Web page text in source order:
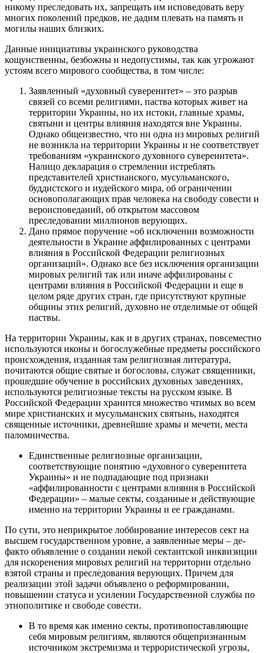
никому преследовать их, запрещать им исповедовать веру
многих поколений предков, не дадим плевать на память и
могилы наших близких.
Данные инициативы украинского руководства
кощунственны, безбожны и недопустимы, так как угрожают
устоям всего мирового сообщества, в том числе:
Заявленный «духовный суверенитет» – это разрыв
связей со всеми религиями, паства которых живет на
территории Украины, но их истоки, главные храмы,
святыни и центры влияния находятся вне Украины.
Однако общеизвестно, что ни одна из мировых религий
не возникла на территории Украины и не соответствует
требованиям «украинского духовного суверенитета».
Налицо декларация о стремлении истреблять
представителей христианского, мусульманского,
буддистского и иудейского мира, об ограничении
основополагающих прав человека на свободу совести и
вероисповеданий, об открытом массовом
преследовании миллионов верующих.
Дано прямое поручение «об исключении возможности
деятельности в Украине аффилированных с центрами
влияния в Российской Федерации религиозных
организаций». Однако все без исключения организации
мировых религий так или иначе аффилированы с
центрами влияния в Российской Федерации и еще в
целом ряде других стран, где присутствуют крупные
общины этих религий, духовно не отделимые от общей
паствы.
На территории Украины, как и в других странах, повсеместно
используются иконы и богослужебные предметы российского
происхождения, изданная там религиозная литература,
почитаются общие святые и богословы, служат священники,
прошедшие обучение в российских духовных заведениях,
используются религиозные тексты на русском языке. В
Российской Федерации хранится множество чтимых во всем
мире христианских и мусульманских святынь, находятся
священные источники, древнейшие храмы и мечети, места
паломничества.
Единственные религиозные организации,
соответствующие понятию «духовного суверенитета
Украины» и не подпадающие под признаки
«аффилированности с центрами влияния в Российской
Федерации» – малые секты, созданные и действующие
именно на территории Украины и ее гражданами.
По сути, это неприкрытое лоббирование интересов сект на
высшем государственном уровне, а заявленные меры – де-
факто объявление о создании некой сектантской инквизиции
для искоренения мировых религий на территории отдельно
взятой страны и преследования верующих. Причем для
реализации этой задачи объявлено о реформировании,
повышении статуса и усилении Государственной службы по
этнополитике и свободе совести.
В то время как именно секты, противопоставляющие
себя мировым религиям, являются общепризнанным
источником экстремизма и террористической угрозы,